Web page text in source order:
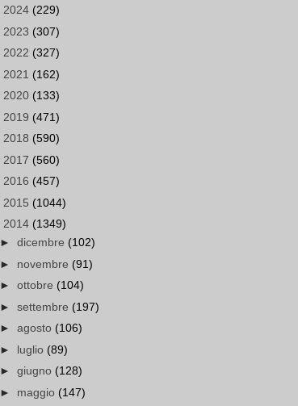
2024 (229)
2023 (307)
2022 (327)
2021 (162)
2020 (133)
2019 (471)
2018 (590)
2017 (560)
2016 (457)
2015 (1044)
2014 (1349)
► dicembre (102)
► novembre (91)
► ottobre (104)
► settembre (197)
► agosto (106)
► luglio (89)
► giugno (128)
► maggio (147)